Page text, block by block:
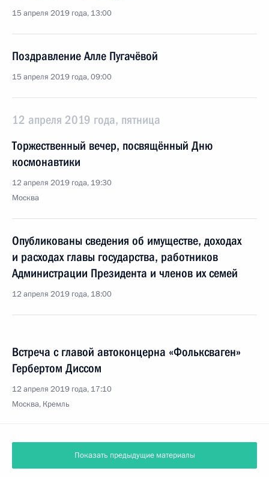
15 апреля 2019 года, 13:00
Поздравление Алле Пугачёвой
15 апреля 2019 года, 09:00
12 апреля 2019 года, пятница
Торжественный вечер, посвящённый Дню
космонавтики
12 апреля 2019 года, 19:30
Москва
Опубликованы сведения об имуществе, доходах
и расходах главы государства, работников
Администрации Президента и членов их семей
12 апреля 2019 года, 18:00
Встреча с главой автоконцерна «Фольксваген»
Гербертом Диссом
12 апреля 2019 года, 17:10
Москва, Кремль
Показать предыдущие материалы